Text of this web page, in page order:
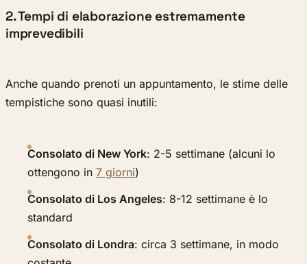
2. Tempi di elaborazione estremamente
imprevedibili
Anche quando prenoti un appuntamento, le stime delle
tempistiche sono quasi inutili:
Consolato di New York: 2-5 settimane (alcuni lo
ottengono in 7 giorni)
Consolato di Los Angeles: 8-12 settimane è lo
standard
Consolato di Londra: circa 3 settimane, in modo